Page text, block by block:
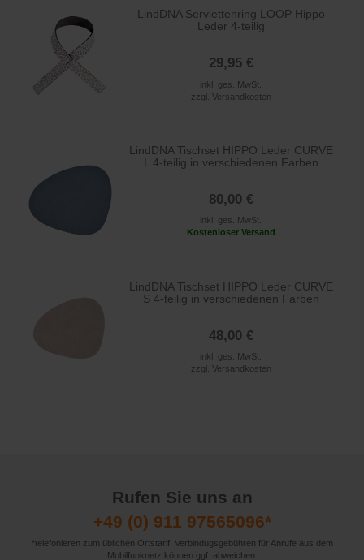
LindDNA Serviettenring LOOP Hippo
Leder 4-teilig
29,95 €
inkl. ges. MwSt.
zzgl. Versandkosten
LindDNA Tischset HIPPO Leder CURVE
L 4-teilig in verschiedenen Farben
80,00 €
inkl. ges. MwSt.
Kostenloser Versand
LindDNA Tischset HIPPO Leder CURVE
S 4-teilig in verschiedenen Farben
48,00 €
inkl. ges. MwSt.
zzgl. Versandkosten
Rufen Sie uns an
+49 (0) 911 97565096*
*telefonieren zum üblichen Ortstarif. Verbindugsgebühren für Anrufe aus dem
Mobilfunknetz können ggf. abweichen.